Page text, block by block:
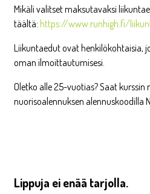
Mikäli valitset maksutavaksi
täältä: https://www.runhigh.fi/
Liikuntaedut ovat henkilökohtaisia,
oman ilmoittautumisesi.
Oletko alle 25-vuotias? Saat kurssin
nuorisoalennuksen alennuskoodilla
Lippuja ei enää tarjolla.